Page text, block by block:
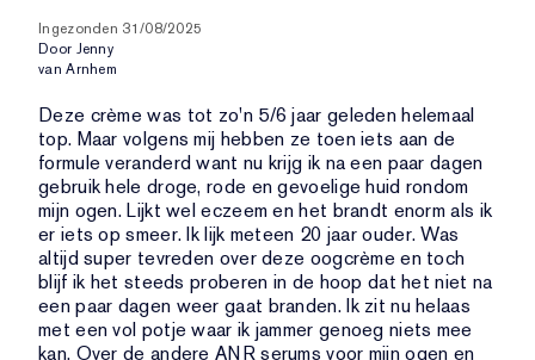
Ingezonden 31/08/2025
Door Jenny
van Arnhem
Deze crème was tot zo'n 5/6 jaar geleden helemaal
top. Maar volgens mij hebben ze toen iets aan de
formule veranderd want nu krijg ik na een paar dagen
gebruik hele droge, rode en gevoelige huid rondom
mijn ogen. Lijkt wel eczeem en het brandt enorm als ik
er iets op smeer. Ik lijk meteen 20 jaar ouder. Was
altijd super tevreden over deze oogcrème en toch
blijf ik het steeds proberen in de hoop dat het niet na
een paar dagen weer gaat branden. Ik zit nu helaas
met een vol potje waar ik jammer genoeg niets mee
kan. Over de andere ANR serums voor mijn ogen en